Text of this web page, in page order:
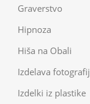
Graverstvo
Hipnoza
Hiša na Obali
Izdelava fotografij
Izdelki iz plastike